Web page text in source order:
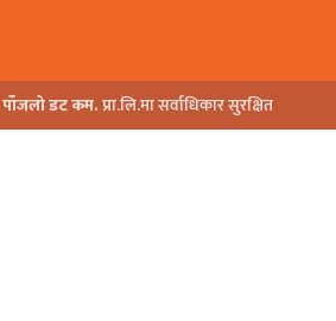
पाँजलो डट कम.प्रा.लि.मा सर्वाधिकार सुरक्षित